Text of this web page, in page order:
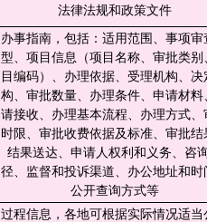
法律法规和政策文件
办事指南，包括：适用范围、事项审
型、项目信息（项目名称、审批类别
目编码）、办理依据、受理机构、决
构、审批数量、办理条件、申请材料
请接收、办理基本流程、办理方式、
时限、审批收费依据及标准、审批结
结果送达、申请人权利和义务、咨
径、监督和投诉渠道、办公地址和时
公开查询方式等
过程信息，各地可根据实际情况适当